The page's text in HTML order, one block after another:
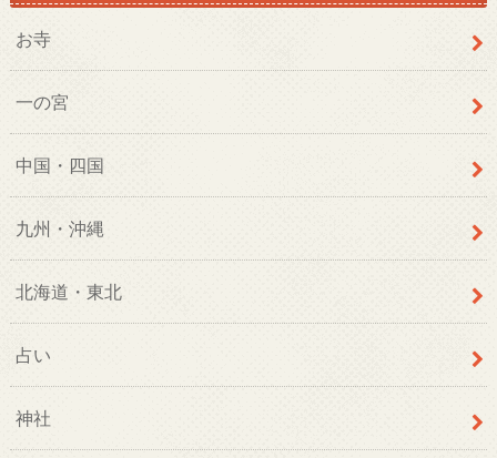
お寺
一の宮
中国・四国
九州・沖縄
北海道・東北
占い
神社